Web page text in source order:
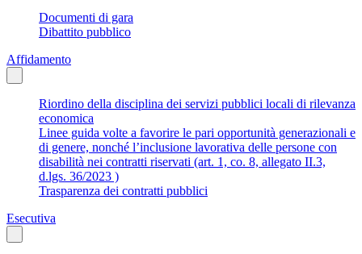
Documenti di gara
Dibattito pubblico
Affidamento
Riordino della disciplina dei servizi pubblici locali di rilevanza
economica
Linee guida volte a favorire le pari opportunità generazionali e
di genere, nonché l’inclusione lavorativa delle persone con
disabilità nei contratti riservati (art. 1, co. 8, allegato II.3,
d.lgs. 36/2023 )
Trasparenza dei contratti pubblici
Esecutiva